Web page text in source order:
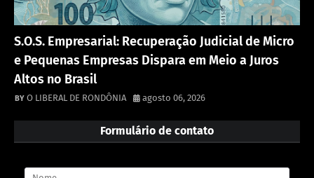
S.O.S. Empresarial: Recuperação Judicial de Micro
e Pequenas Empresas Dispara em Meio a Juros
Altos no Brasil
O LIBERAL DE RONDÔNIA agosto 06, 2026
Formulário de contato